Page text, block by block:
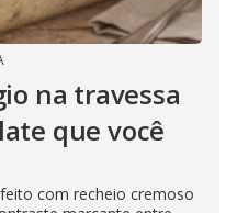
na travessa
que você
com recheio cremoso